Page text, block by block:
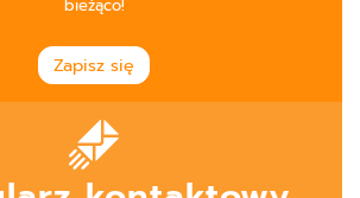
bieżąco!
Zapisz się